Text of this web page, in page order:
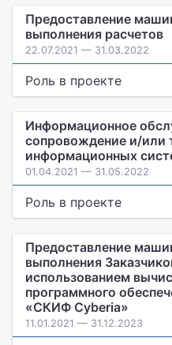
Предоставление
выполнения расчетов
22.07.2021 — 31.03.2022
Роль в проекте
Информационное
сопровождение и/или
информационных
01.04.2021 — 31.05.2022
Роль в проекте
Предоставление
выполнения
использованием
программного
«СКИФ Cyberia»
11.01.2021 — 31.12.2023